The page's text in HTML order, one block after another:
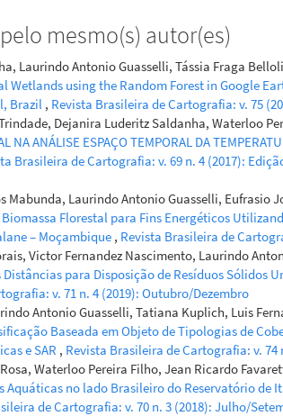
Pedro Daniel da Cunha Kemerich,
Jacques Agra Bezerra da Silva, José
Sediment apportionment in paired,
convergence from no-tillage forage
subtropics. CATENA, 255, 109028.
10.1016/j.catena.2025.109028
É. D. Ebling, I. Althoff, J. M. Reichert
Hydrosedimentology of paired
cattle grazing and no-tillage
validation.International Journal of
Technology, 21(15), 9481.
10.1007/s13762-024-05603-x
mesmo(s) autor(es)
Laurindo Antonio Guasselli, Tássia Fraga
Wetlands using the Random Forest in Google
Brazil , Revista Brasileira de Cartografia: v. 75
Dejanira Luderitz Saldanha, Waterloo
NA ANÁLISE ESPAÇO TEMPORAL DA
Brasileira de Cartografia: v. 69 n. 4 (2017):
Mabunda, Laurindo Antonio Guasselli, Eufrasio
Florestal para Fins Energéticos
– Moçambique , Revista Brasileira de
Victor Fernandez Nascimento, Laurindo
para Disposição de Resíduos Sólidos
v. 71 n. 4 (2019): Outubro/Dezembro
Antonio Guasselli, Tatiana Kuplich, Luis
Baseada em Objeto de Tipologias de
e SAR , Revista Brasileira de Cartografia: v.
Waterloo Pereira Filho, Jean Ricardo
Aquáticas no lado Brasileiro do Reservatório de
de Cartografia: v. 70 n. 3 (2018): Julho/